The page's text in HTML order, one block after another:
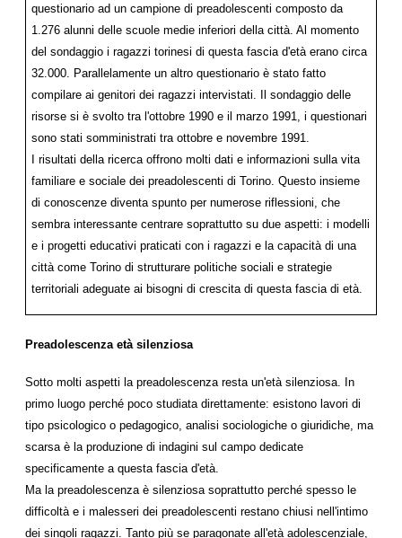
questionario ad un campione di preadolescenti composto da
1.276 alunni delle scuole medie inferiori della città. Al momento
del sondaggio i ragazzi torinesi di questa fascia d'età erano circa
32.000. Parallelamente un altro questionario è stato fatto
compilare ai genitori dei ragazzi intervistati. Il sondaggio delle
risorse si è svolto tra l'ottobre 1990 e il marzo 1991, i questionari
sono stati somministrati tra ottobre e novembre 1991.
I risultati della ricerca offrono molti dati e informazioni sulla vita
familiare e sociale dei preadolescenti di Torino. Questo insieme
di conoscenze diventa spunto per numerose riflessioni, che
sembra interessante centrare soprattutto su due aspetti: i modelli
e i progetti educativi praticati con i ragazzi e la capacità di una
città come Torino di strutturare politiche sociali e strategie
territoriali adeguate ai bisogni di crescita di questa fascia di età.
Preadolescenza età silenziosa
Sotto molti aspetti la preadolescenza resta un'età silenziosa. In
primo luogo perché poco studiata direttamente: esistono lavori di
tipo psicologico o pedagogico, analisi sociologiche o giuridiche, ma
scarsa è la produzione di indagini sul campo dedicate
specificamente a questa fascia d'età.
Ma la preadolescenza è silenziosa soprattutto perché spesso le
difficoltà e i malesseri dei preadolescenti restano chiusi nell'intimo
dei singoli ragazzi. Tanto più se paragonate all'età adolescenziale,